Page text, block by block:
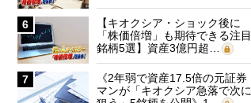
6
【キオクシア・ショック後に
「株価倍増」も期待できる注目
銘柄5選】資産3億円超…
7
《2年弱で資産17.5倍の元証券
マンが「キオクシア急落で次に